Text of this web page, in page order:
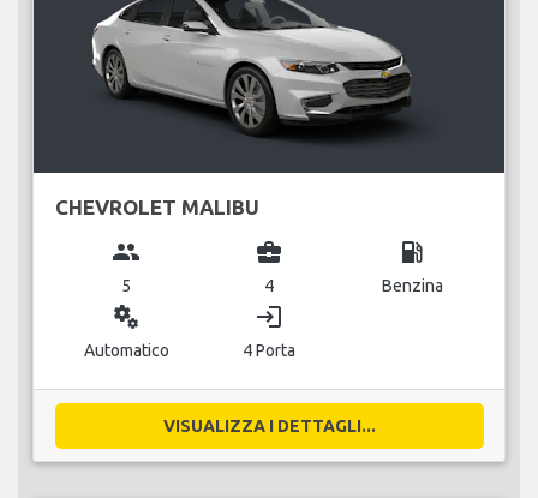
CHEVROLET MALIBU
group
5
business_center
4
local_gas_station
Benzina
miscellaneous_services
Automatico
login
4 Porta
VISUALIZZA I DETTAGLI...